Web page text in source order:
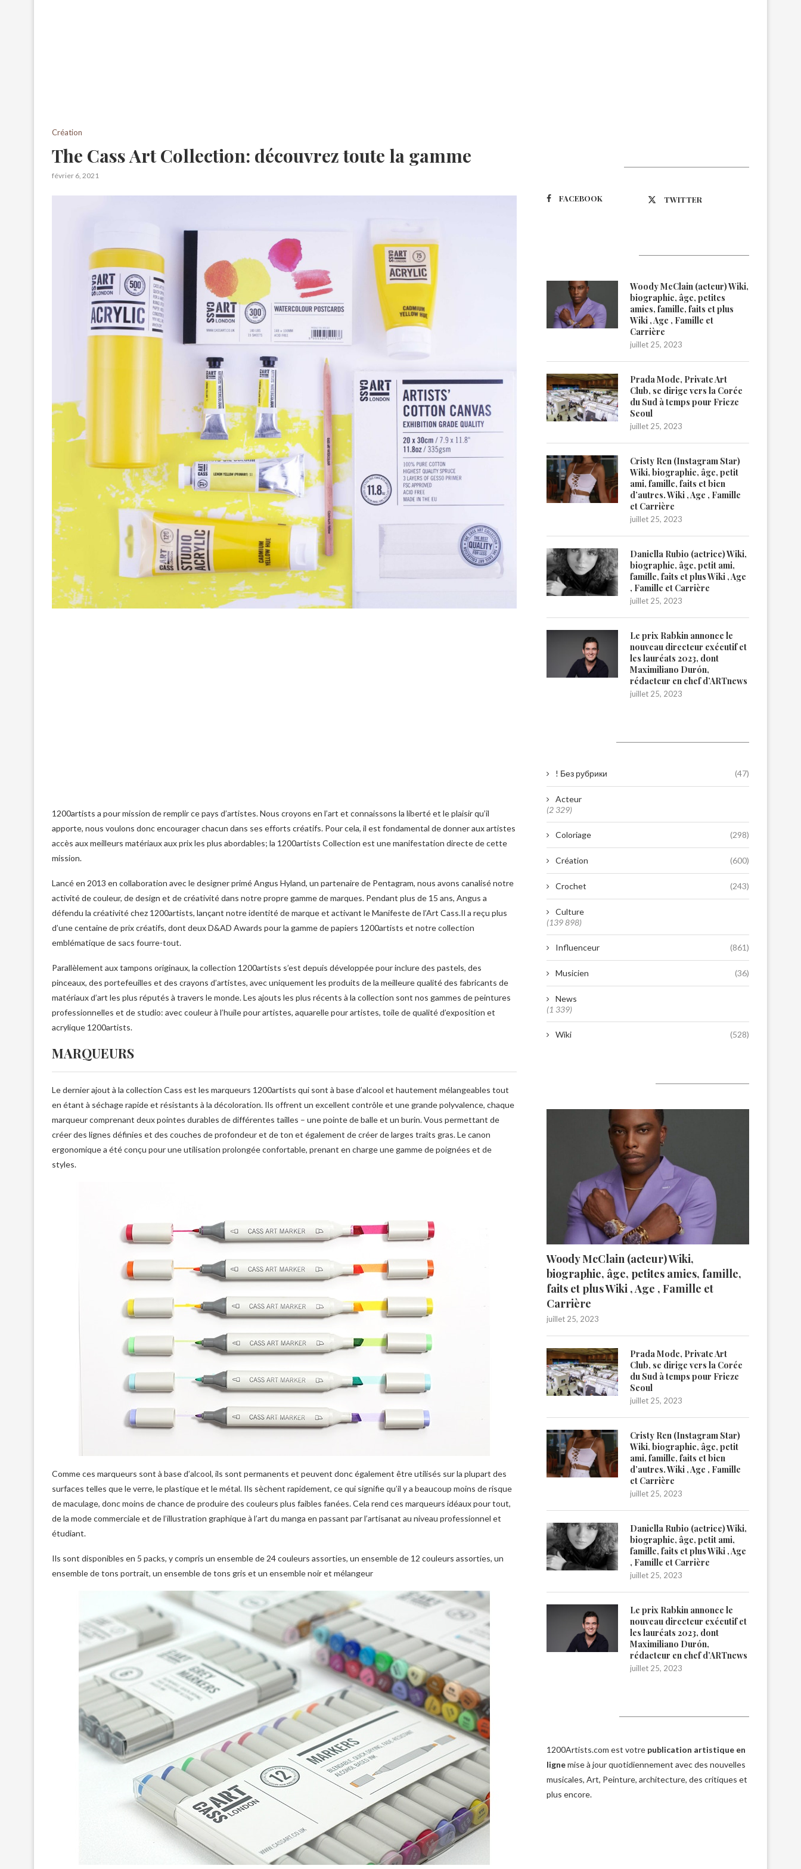
Création
The Cass Art Collection: découvrez toute la gamme
février 6, 2021
1200artists a pour mission de remplir ce pays d’artistes. Nous croyons en l’art et connaissons la liberté et le plaisir qu’il
apporte, nous voulons donc encourager chacun dans ses efforts créatifs. Pour cela, il est fondamental de donner aux artistes
accès aux meilleurs matériaux aux prix les plus abordables; la 1200artists Collection est une manifestation directe de cette
mission.
Lancé en 2013 en collaboration avec le designer primé Angus Hyland, un partenaire de Pentagram, nous avons canalisé notre
activité de couleur, de design et de créativité dans notre propre gamme de marques. Pendant plus de 15 ans, Angus a
défendu la créativité chez 1200artists, lançant notre identité de marque et activant le Manifeste de l’Art Cass.Il a reçu plus
d’une centaine de prix créatifs, dont deux D&AD Awards pour la gamme de papiers 1200artists et notre collection
emblématique de sacs fourre-tout.
Parallèlement aux tampons originaux, la collection 1200artists s’est depuis développée pour inclure des pastels, des
pinceaux, des portefeuilles et des crayons d’artistes, avec uniquement les produits de la meilleure qualité des fabricants de
matériaux d’art les plus réputés à travers le monde. Les ajouts les plus récents à la collection sont nos gammes de peintures
professionnelles et de studio: avec couleur à l’huile pour artistes, aquarelle pour artistes, toile de qualité d’exposition et
acrylique 1200artists.
MARQUEURS
Le dernier ajout à la collection Cass est les marqueurs 1200artists qui sont à base d’alcool et hautement mélangeables tout
en étant à séchage rapide et résistants à la décoloration. Ils offrent un excellent contrôle et une grande polyvalence, chaque
marqueur comprenant deux pointes durables de différentes tailles – une pointe de balle et un burin. Vous permettant de
créer des lignes définies et des couches de profondeur et de ton et également de créer de larges traits gras. Le canon
ergonomique a été conçu pour une utilisation prolongée confortable, prenant en charge une gamme de poignées et de
styles.
Comme ces marqueurs sont à base d’alcool, ils sont permanents et peuvent donc également être utilisés sur la plupart des
surfaces telles que le verre, le plastique et le métal. Ils sèchent rapidement, ce qui signifie qu’il y a beaucoup moins de risque
de maculage, donc moins de chance de produire des couleurs plus faibles fanées. Cela rend ces marqueurs idéaux pour tout,
de la mode commerciale et de l’illustration graphique à l’art du manga en passant par l’artisanat au niveau professionnel et
étudiant.
Ils sont disponibles en 5 packs, y compris un ensemble de 24 couleurs assorties, un ensemble de 12 couleurs assorties, un
ensemble de tons portrait, un ensemble de tons gris et un ensemble noir et mélangeur
FACEBOOK TWITTER
Woody McClain (acteur) Wiki,
biographie, âge, petites
amies, famille, faits et plus
Wiki , Age , Famille et
Carrière
juillet 25, 2023
Prada Mode, Private Art
Club, se dirige vers la Corée
du Sud à temps pour Frieze
Seoul
juillet 25, 2023
Cristy Ren (Instagram Star)
Wiki, biographie, âge, petit
ami, famille, faits et bien
d’autres. Wiki , Age , Famille
et Carrière
juillet 25, 2023
Daniella Rubio (actrice) Wiki,
biographie, âge, petit ami,
famille, faits et plus Wiki , Age
, Famille et Carrière
juillet 25, 2023
Le prix Rabkin annonce le
nouveau directeur exécutif et
les lauréats 2023, dont
Maximiliano Durón,
rédacteur en chef d’ARTnews
juillet 25, 2023
! Без рубрики (47)
Acteur
(2 329)
Coloriage (298)
Création (600)
Crochet (243)
Culture
(139 898)
Influenceur (861)
Musicien (36)
News
(1 339)
Wiki (528)
Woody McClain (acteur) Wiki,
biographie, âge, petites amies, famille,
faits et plus Wiki , Age , Famille et
Carrière
juillet 25, 2023
Prada Mode, Private Art
Club, se dirige vers la Corée
du Sud à temps pour Frieze
Seoul
juillet 25, 2023
Cristy Ren (Instagram Star)
Wiki, biographie, âge, petit
ami, famille, faits et bien
d’autres. Wiki , Age , Famille
et Carrière
juillet 25, 2023
Daniella Rubio (actrice) Wiki,
biographie, âge, petit ami,
famille, faits et plus Wiki , Age
, Famille et Carrière
juillet 25, 2023
Le prix Rabkin annonce le
nouveau directeur exécutif et
les lauréats 2023, dont
Maximiliano Durón,
rédacteur en chef d’ARTnews
juillet 25, 2023
1200Artists.com est votre publication artistique en
lignemise à jour quotidiennement avec des nouvelles
musicales, Art, Peinture, architecture, des critiques et
plus encore.